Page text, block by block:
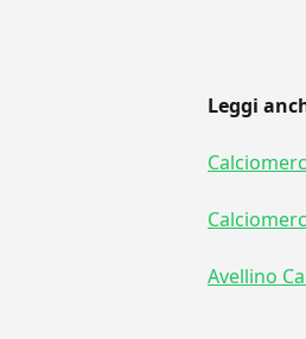
Leggi
Avellino